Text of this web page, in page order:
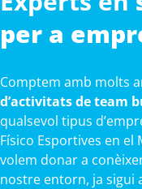
per a
Comptem amb molts
d’activitats de team
qualsevol tipus
Físico Esportives en el
volem donar a
nostre entorn, ja sigui